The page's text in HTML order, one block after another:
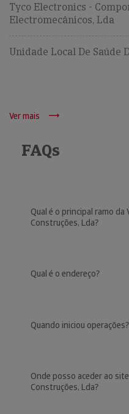
Tyco Electronics -
Electromecânicos, Lda
Unidade Local De Saúde
Ver mais
FAQs
Qual é o principal ramo da
Construções, Lda?
Qual é o endereço?
Quando iniciou operações?
Onde posso aceder ao
Construções, Lda?